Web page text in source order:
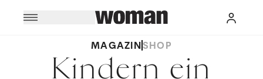
MAGAZINSHOP
Kindern ein